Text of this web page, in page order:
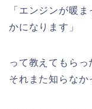
「エンジンが暖
かになります」
って教えてもらっ
それまた知らな